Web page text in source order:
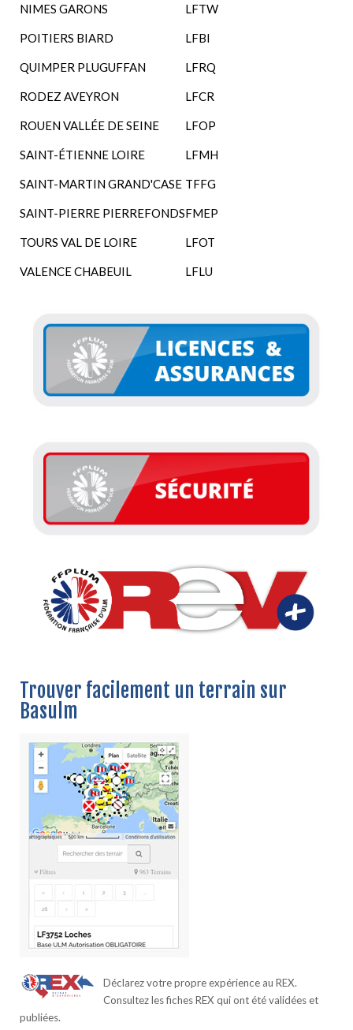
NIMES GARONS LFTW
POITIERS BIARD LFBI
QUIMPER PLUGUFFAN LFRQ
RODEZ AVEYRON LFCR
ROUEN VALLÉE DE SEINE LFOP
SAINT-ÉTIENNE LOIRE LFMH
SAINT-MARTIN GRAND'CASE TFFG
SAINT-PIERRE PIERREFONDSFMEP
TOURS VAL DE LOIRE LFOT
VALENCE CHABEUIL LFLU
Trouver facilement un terrain sur
Basulm
Déclarez votre propre expérience au REX.
Consultez les fiches REX qui ont été validées et
publiées.